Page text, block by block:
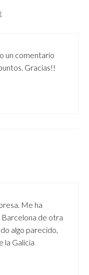
un comentario
Gracias!!
Me ha
de otra
algo parecido,
la Galicia